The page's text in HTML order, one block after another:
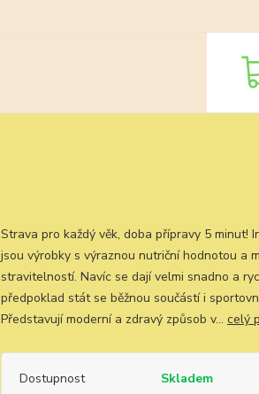
Strava pro každý věk, doba přípravy 5 minut!
jsou výrobky s výraznou nutriční hodnotou a
stravitelností. Navíc se dají velmi snadno a
předpoklad stát se běžnou součástí i
Představují moderní a zdravý způsob v... celý
Dostupnost Skladem